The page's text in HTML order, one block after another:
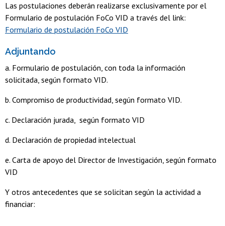
Las postulaciones deberán realizarse exclusivamente por el
Formulario de postulación FoCo VID a través del link:
Formulario de postulación FoCo VID
Adjuntando
a. Formulario de postulación, con toda la información
solicitada, según formato VID.
b. Compromiso de productividad, según formato VID.
c. Declaración jurada, según formato VID
d. Declaración de propiedad intelectual
e. Carta de apoyo del Director de Investigación, según formato
VID
Y otros antecedentes que se solicitan según la actividad a
financiar: